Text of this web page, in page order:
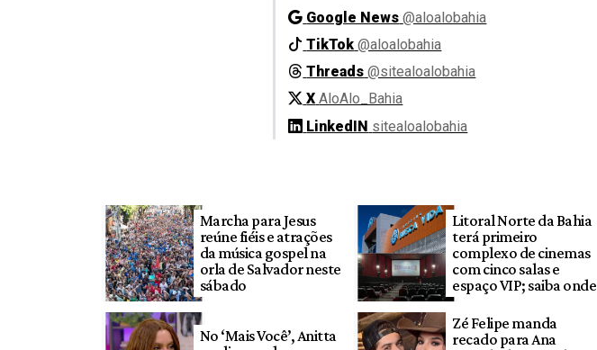
Google News @aloalobahia
TikTok @aloalobahia
Threads @sitealoalobahia
X AloAlo_Bahia
LinkedIN sitealoalobahia
Marcha para Jesus
reúne fiéis e atrações
da música gospel na
orla de Salvador neste
sábado
Litoral Norte da Bahia
terá primeiro
complexo de cinemas
com cinco salas e
espaço VIP; saiba onde
No ‘Mais Você’, Anitta
Zé Felipe manda
recado para Ana